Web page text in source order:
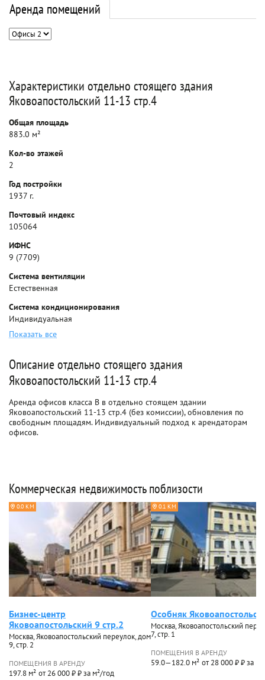
Аренда помещений
Характеристики отдельно стоящего здания
Яковоапостольский 11-13 стр.4
Общая площадь
883.0 м²
Кол-во этажей
2
Год постройки
1937 г.
Почтовый индекс
105064
ИФНС
9 (7709)
Система вентиляции
Естественная
Система кондиционирования
Индивидуальная
Показать все
Описание отдельно стоящего здания
Яковоапостольский 11-13 стр.4
Аренда офисов класса B в отдельно стоящем здании
Яковоапостольский 11-13 стр.4 (без комиссии), обновления по
свободным площадям. Индивидуальный подход к арендаторам
офисов.
Коммерческая недвижимость поблизости
0.0 КМ
Бизнес-центр
Яковоапостольский 9 стр.2
Москва, Яковоапостольский переулок, дом
9, стр. 2
ПОМЕЩЕНИЯ В АРЕНДУ
197.8 м² от 26 000 ₽ ₽ за м²/год
0.1 КМ
Особняк
Москва, Яковоапостольский
7, стр. 1
ПОМЕЩЕНИЯ В АРЕНДУ
59.0—182.0 м² от 28 000 ₽ ₽ за